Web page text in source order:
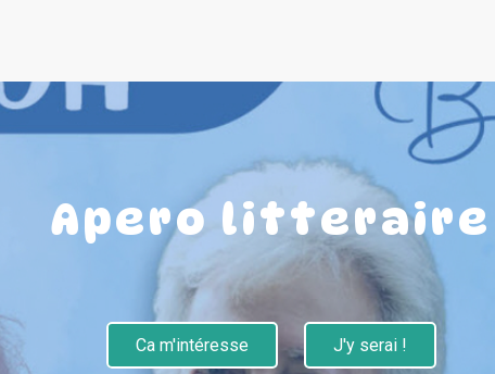
Apero litteraire
Ca m'intéresse J'y serai !